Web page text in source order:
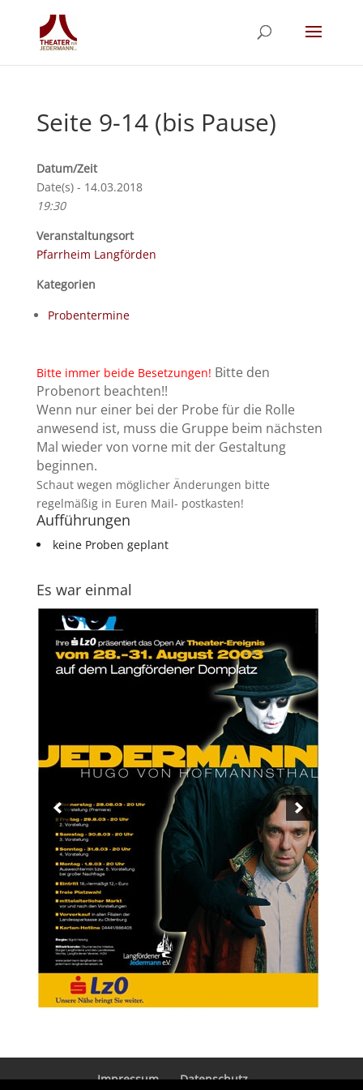
Seite 9-14 (bis Pause)
Datum/Zeit
Date(s) - 14.03.2018
19:30
Veranstaltungsort
Pfarrheim Langförden
Kategorien
Probentermine
Bitte immer beide Besetzungen! Bitte den
Probenort beachten!!
Wenn nur einer bei der Probe für die Rolle
anwesend ist, muss die Gruppe beim nächsten
Mal wieder von vorne mit der Gestaltung
beginnen.
Schaut wegen möglicher Änderungen bitte
regelmäßig in Euren Mail- postkasten!
Aufführungen
keine Proben geplant
Es war einmal
Impressum Datenschutz